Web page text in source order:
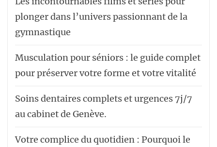
plonger dans l’univers passionnant de la
gymnastique
Musculation pour séniors : le guide complet
pour préserver votre forme et votre vitalité
Soins dentaires complets et urgences 7j/7
au cabinet de Genève.
Votre complice du quotidien : Pourquoi le